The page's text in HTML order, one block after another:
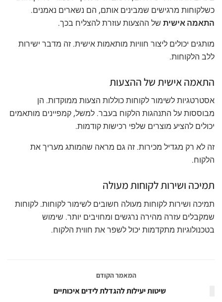
כשלקוחות מרגישים שמבינים אותם, הם נשארים נאמנים.
התאמה אישית של ההצעות עוזרת להצליח בכך.
מותגים יכולים ליצור חוויות מותאמות אישית. זה מדבר ישירות
ללב הלקוחות.
התאמה אישית של ההצעות
אסטרטגיות לשימור לקוחות כוללות הצעות ממוקדות. הן
מבוססות על התנהגות הלקוח בעבר. למשל, קמפיינים מותאמים
יכולים להציע מוצרים שלפי רכישות קודמות.
זה לא רק מגדיל מכירות. זה גם מראה שהמותג מעריך את
הלקוח.
תמיכה ושירות לקוחות מעולה
תמיכה ושירות לקוחות מעולה חשובים לשימור לקוחות. לקוחות
שמקבלים עזרה מהירה נרגשים ומחויבים יותר. שימוש
בטכנולוגיות מתקדמות יכול לשפר את חווית הלקוח.
המאמר הקודם
שיטות יעילות להגדלת לידים איכותיים